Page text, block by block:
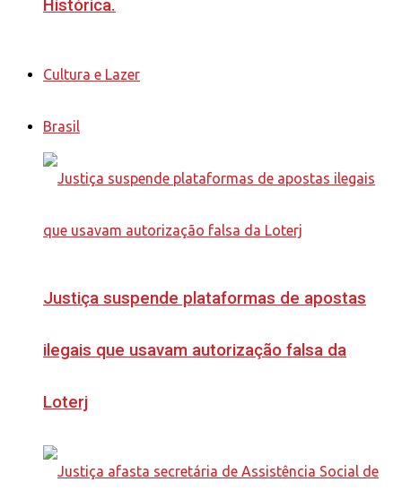
Histórica.
Cultura e Lazer
Brasil
Justiça suspende plataformas de apostas
ilegais que usavam autorização falsa da
Loterj